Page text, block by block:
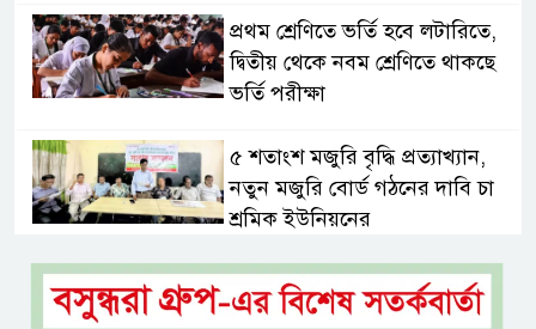
প্রথম শ্রেণিতে ভর্তি হবে লটারিতে,
দ্বিতীয় থেকে নবম শ্রেণিতে থাকছে
ভর্তি পরীক্ষা
৫ শতাংশ মজুরি বৃদ্ধি প্রত্যাখ্যান,
নতুন মজুরি বোর্ড গঠনের দাবি চা
শ্রমিক ইউনিয়নের
টাঙ্গাইল জেলা পরিষদের উদ্যোগে
২৩ লাখ টাকার আর্থিক অনুদানের